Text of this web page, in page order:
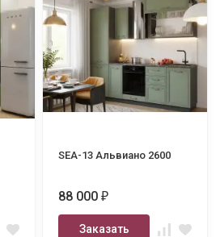
SEA-13 Альвиано 2600
88 000₽
Заказать